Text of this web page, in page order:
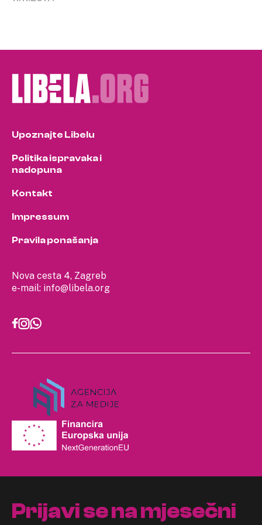
Nova cesta 4, Zagreb
e-mail: info@libela.org
Upoznajte Libelu
Politika ispravaka i
nadopuna
Kontakt
Impressum
Pravila ponašanja
Prijavi se na mjesečni